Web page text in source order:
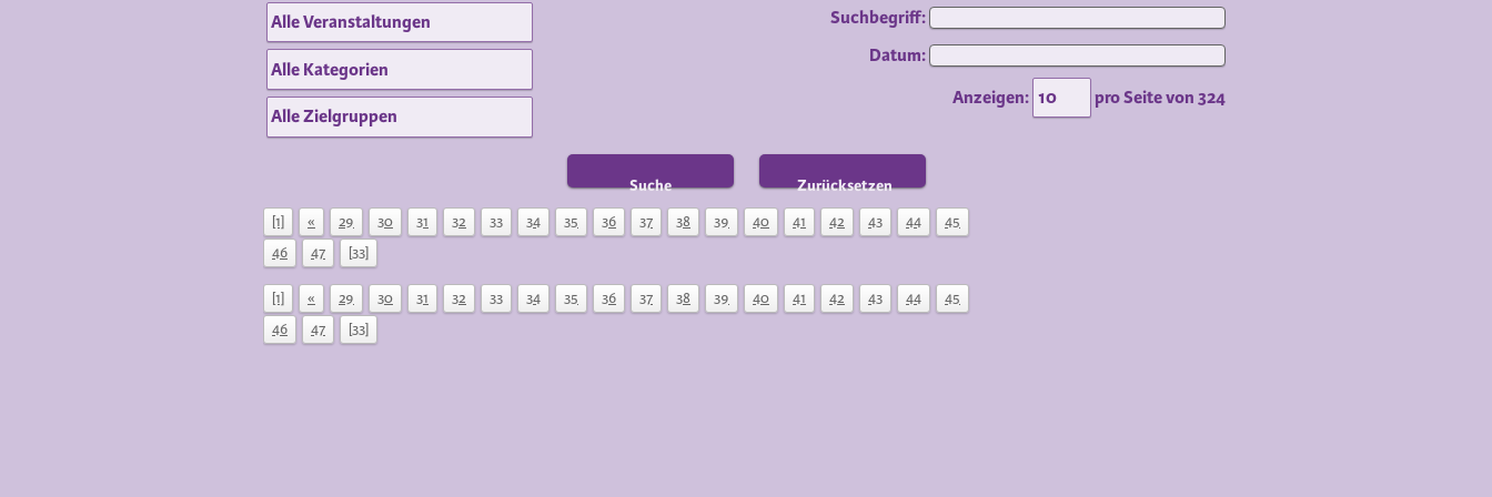
Suchbegriff:
Datum:
Anzeigen:
pro Seite von 324
Suche Zurücksetzen
[1] « 29 30 31 32 33 34 35 36 37 38 39 40 41 42 43 44
45
46
47 [33]
[1] « 29 30 31 32 33 34 35 36 37 38 39 40 41 42 43 44
45
46
47 [33]